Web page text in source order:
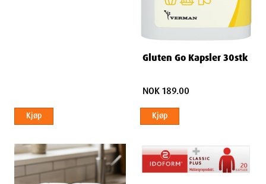
Kjøp
Gluten Go Kapsler 30stk
NOK 189.00
Kjøp